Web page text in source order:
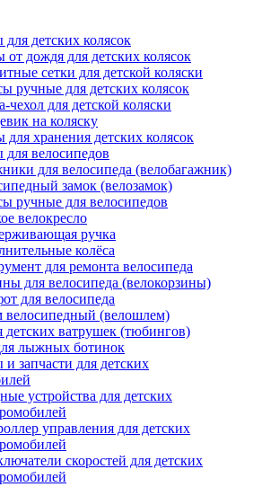
для детских колясок
от дождя для детских колясок
сетки для детской коляски
ручные для детских колясок
чехол для детской коляски
на коляску
для хранения детских колясок
для велосипедов
для велосипеда (велобагажник)
замок (велозамок)
ручные для велосипедов
велокресло
ручка
колёса
для ремонта велосипеда
для велосипеда (велокорзины)
для велосипеда
(велошлем)
ватрушек (тюбингов)
лыжных ботинок
и запчасти для детских
устройства для детских
управления для детских
скоростей для детских